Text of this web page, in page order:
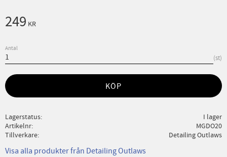
249 KR
Antal
st
KÖP
Lagerstatus
I lager
Artikelnr
MGDO20
Tillverkare
Detailing Outlaws
Visa alla produkter från Detailing Outlaws